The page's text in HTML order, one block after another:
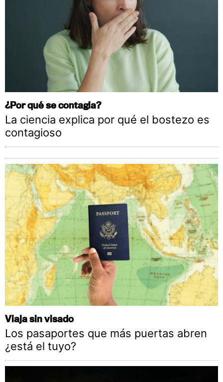
¿Por qué se contagia?
La ciencia explica por qué el bostezo es
contagioso
Viaja sin visado
Los pasaportes que más puertas abren
¿está el tuyo?